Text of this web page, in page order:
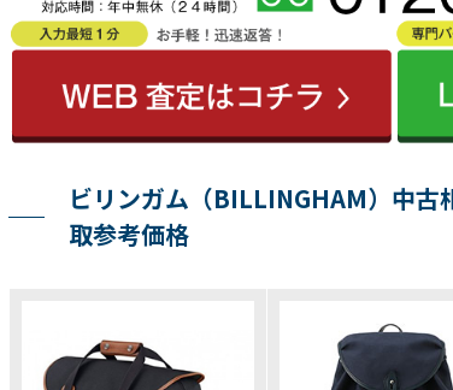
ビリンガム（BILLINGHAM）中古
取参考価格